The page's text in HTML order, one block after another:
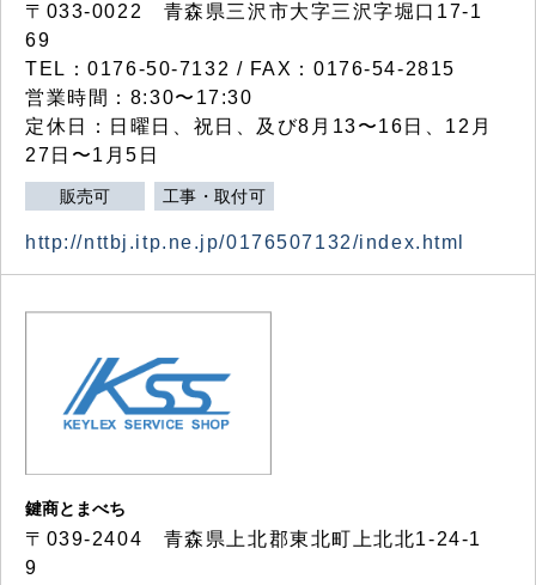
〒033-0022 青森県三沢市大字三沢字堀口17-1
69
TEL：0176-50-7132 / FAX：0176-54-2815
営業時間：8:30〜17:30
定休日：日曜日、祝日、及び8月13〜16日、12月
27日〜1月5日
販売可 工事・取付可
http://nttbj.itp.ne.jp/0176507132/index.html
鍵商とまべち
〒039-2404 青森県上北郡東北町上北北1-24-1
9